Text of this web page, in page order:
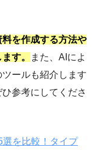
を作成する方法や
す。
また、AIによ
ールも紹介します
参考にしてくださ
選を比較！タイプ